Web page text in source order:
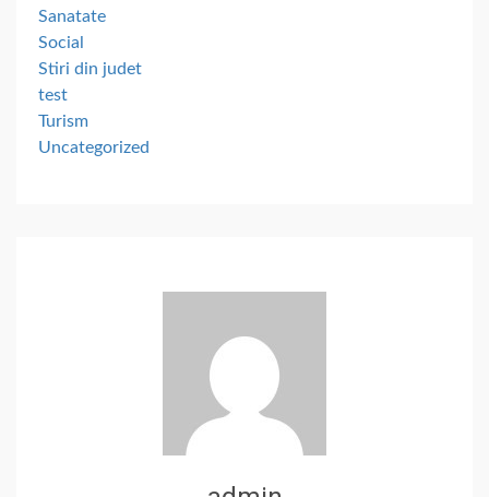
Sanatate
Social
Stiri din judet
test
Turism
Uncategorized